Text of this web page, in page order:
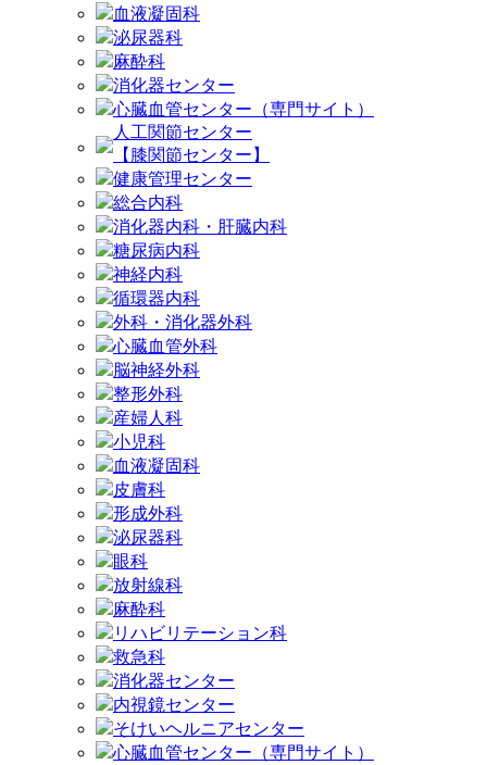
血液凝固科
泌尿器科
麻酔科
消化器センター
心臓血管センター（専門サイト）
人工関節センター
【膝関節センター】
健康管理センター
総合内科
消化器内科・肝臓内科
糖尿病内科
神経内科
循環器内科
外科・消化器外科
心臓血管外科
脳神経外科
整形外科
産婦人科
小児科
血液凝固科
皮膚科
形成外科
泌尿器科
眼科
放射線科
麻酔科
リハビリテーション科
救急科
消化器センター
内視鏡センター
そけいヘルニアセンター
心臓血管センター（専門サイト）